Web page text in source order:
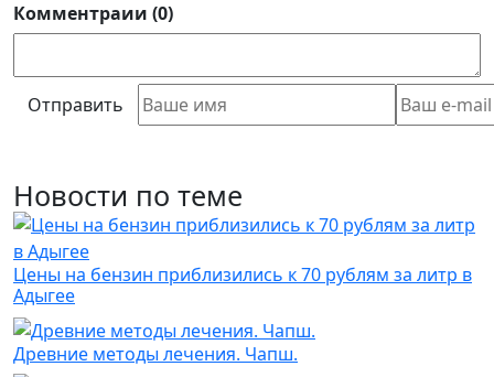
Комментраии (0)
Отправить
Новости по теме
Цены на бензин приблизились к 70 рублям за литр в
Адыгее
Древние методы лечения. Чапш.